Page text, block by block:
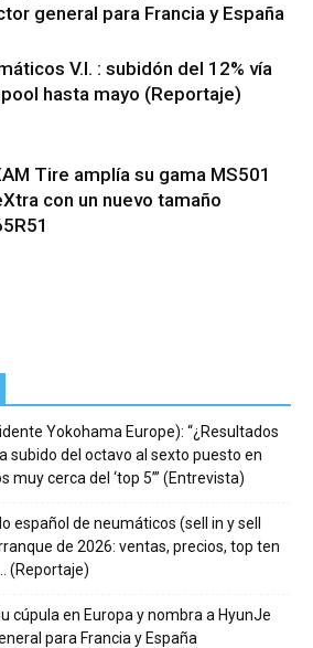
general para Francia y España
V.I. : subidón del 12% vía
hasta mayo (Reportaje)
Tire amplía su gama MS501
con un nuevo tamaño
Yokohama Europe): “¿Resultados
subido del octavo al sexto puesto en
muy cerca del ‘top 5’” (Entrevista)
español de neumáticos (sell in y sell
de 2026: ventas, precios, top ten
(Reportaje)
cúpula en Europa y nombra a HyunJe
para Francia y España